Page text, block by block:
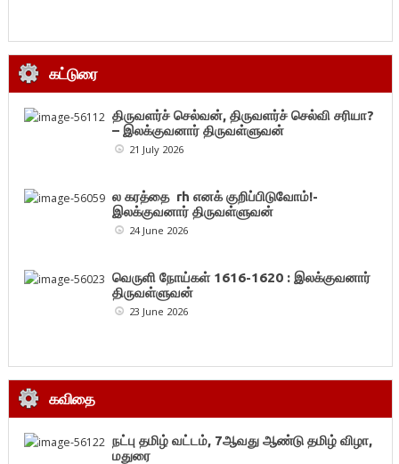
கட்டுரை
திருவளர்ச் செல்வன், திருவளர்ச் செல்வி சரியா?
– இலக்குவனார் திருவள்ளுவன்
21 July 2026
ல கரத்தை rh எனக் குறிப்பிடுவோம்!-
இலக்குவனார் திருவள்ளுவன்
24 June 2026
வெருளி நோய்கள் 1616-1620 : இலக்குவனார்
திருவள்ளுவன்
23 June 2026
கவிதை
நட்பு தமிழ் வட்டம், 7ஆவது ஆண்டு தமிழ் விழா,
மதுரை